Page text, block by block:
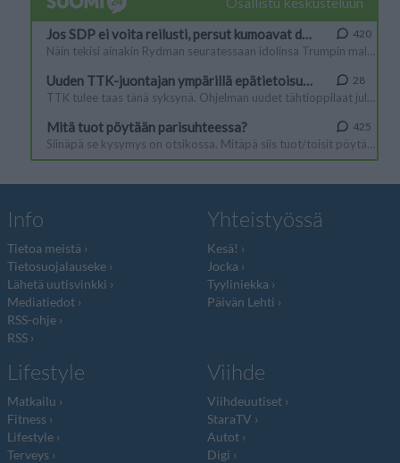
Info
Tietoa meistä
Tietosuojalauseke
Lähetä uutisvinkki
Mediatiedot
RSS-ohje
RSS
Yhteistyössä
Kesä!
Jocka
Tyyliniekka
Päivän Lehti
Lifestyle
Matkailu
Fitness
Lifestyle
Terveys
Viihde
Viihdeuutiset
StaraTV
Autot
Digi